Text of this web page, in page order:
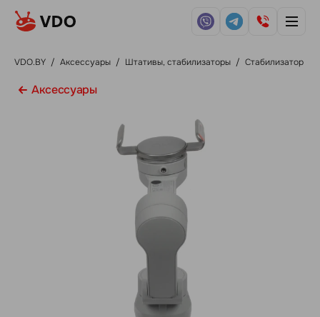
VDO.BY / Аксессуары / Штативы, стабилизаторы / Стабилизатор
Аксессуары